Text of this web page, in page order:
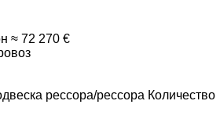
≈ 72 270 €
рессора/рессора Количество